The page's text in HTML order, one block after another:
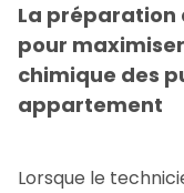
La préparation
pour
chimique des
appartement
Lorsque le